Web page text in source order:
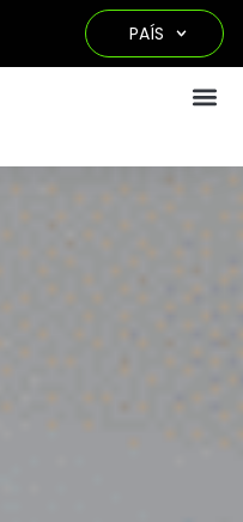
PAÍS